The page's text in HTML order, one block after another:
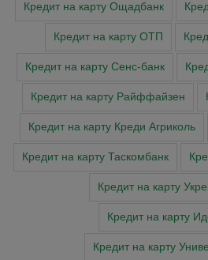
Кредит на карту Ощадбанк
Кредит на карту ОТП
Кредит на карту Сенс-банк
Кредит на карту Райффайзен
Кредит на карту Креди Агриколь
Кредит на карту Таскомбанк
Кредит на карту
Кредит на карту
Кредит на карту